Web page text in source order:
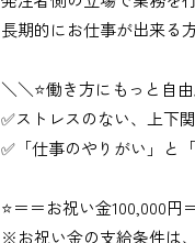
長期的にお仕事が出来る
＼＼⭐働き方にもっと自
✅ストレスのない、上下
✅「仕事のやりがい」と
⭐＝＝お祝い金100,000円
※お祝い金の支給条件は